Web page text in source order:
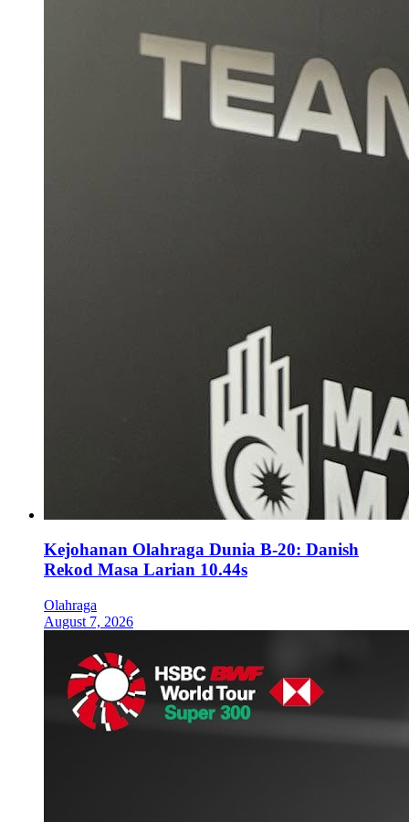
Kejohanan Olahraga Dunia B-20: Danish
Rekod Masa Larian 10.44s
Olahraga
August 7, 2026